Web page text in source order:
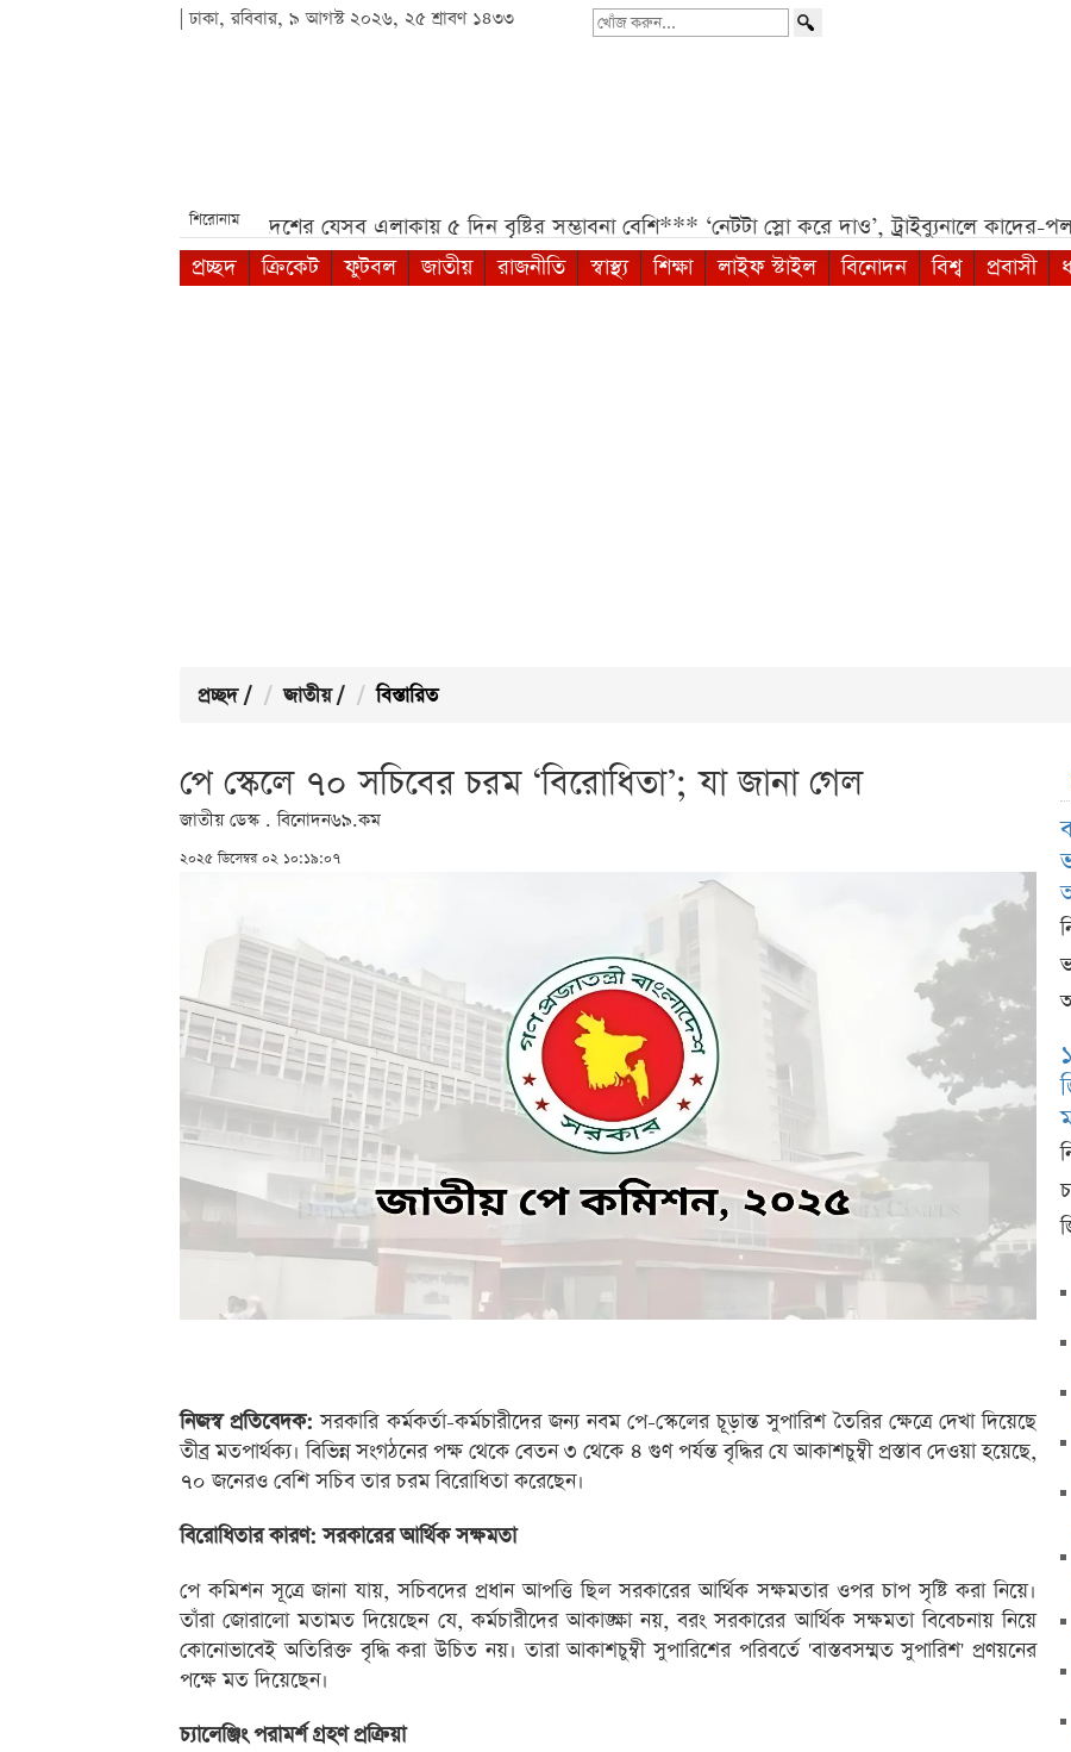
| ঢাকা, রবিবার, ৯ আগস্ট ২০২৬, ২৫ শ্রাবণ ১৪৩৩
খোঁজ
শিরোনাম
দেশের যেসব এলাকায় ৫ দিন বৃষ্টির সম্ভাবনা বেশি*** ‘নেটটা স্লো করে দাও’, ট্রাইব্যুনালে কাদের-পলকের
প্রচ্ছদ
ক্রিকেট ফুটবল জাতীয় রাজনীতি স্বাস্থ্য শিক্ষা লাইফ স্টাইল বিনোদন বিশ্ব প্রবাসী
প্রচ্ছদ / জাতীয় / বিস্তারিত
পে স্কেলে ৭০ সচিবের চরম ‘বিরোধিতা’; যা জানা গেল
জাতীয় ডেস্ক . বিনোদন৬৯.কম
২০২৫ ডিসেম্বর ০২ ১০:১৯:০৭
নিজস্ব প্রতিবেদক: সরকারি কর্মকর্তা-কর্মচারীদের জন্য নবম পে-স্কেলের চূড়ান্ত সুপারিশ তৈরির ক্ষেত্রে দেখা দিয়েছে
তীব্র মতপার্থক্য। বিভিন্ন সংগঠনের পক্ষ থেকে বেতন ৩ থেকে ৪ গুণ পর্যন্ত বৃদ্ধির যে আকাশচুম্বী প্রস্তাব দেওয়া হয়েছে,
৭০ জনেরও বেশি সচিব তার চরম বিরোধিতা করেছেন।
বিরোধিতার কারণ: সরকারের আর্থিক সক্ষমতা
পে কমিশন সূত্রে জানা যায়, সচিবদের প্রধান আপত্তি ছিল সরকারের আর্থিক সক্ষমতার ওপর চাপ সৃষ্টি করা নিয়ে।
তাঁরা জোরালো মতামত দিয়েছেন যে, কর্মচারীদের আকাঙ্ক্ষা নয়, বরং সরকারের আর্থিক সক্ষমতা বিবেচনায় নিয়ে
কোনোভাবেই অতিরিক্ত বৃদ্ধি করা উচিত নয়। তারা আকাশচুম্বী সুপারিশের পরিবর্তে 'বাস্তবসম্মত সুপারিশ' প্রণয়নের
পক্ষে মত দিয়েছেন।
চ্যালেঞ্জিং পরামর্শ গ্রহণ প্রক্রিয়া